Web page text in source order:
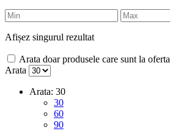
Afișez singurul rezultat
Arata doar produsele care sunt la oferta
Arata
Arata: 30
30
60
90